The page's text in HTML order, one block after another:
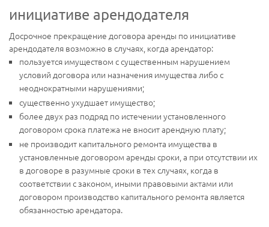
инициативе арендодателя
Досрочное прекращение договора аренды по инициативе
арендодателя возможно в случаях, когда арендатор:
пользуется имуществом с существенным нарушением
условий договора или назначения имущества либо с
неоднократными нарушениями;
существенно ухудшает имущество;
более двух раз подряд по истечении установленного
договором срока платежа не вносит арендную плату;
не производит капитального ремонта имущества в
установленные договором аренды сроки, а при отсутствии их
в договоре в разумные сроки в тех случаях, когда в
соответствии с законом, иными правовыми актами или
договором производство капитального ремонта является
обязанностью арендатора.